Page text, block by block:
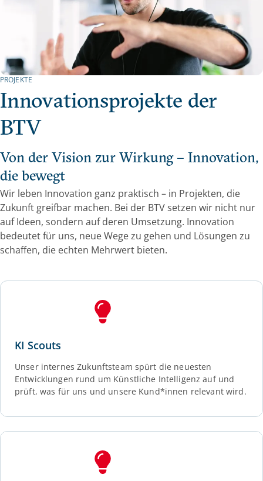
PROJEKTE
Innovationsprojekte der
BTV
Von der Vision zur Wirkung – Innovation,
die bewegt
Wir leben Innovation ganz praktisch – in Projekten, die
Zukunft greifbar machen. Bei der BTV setzen wir nicht nur
auf Ideen, sondern auf deren Umsetzung. Innovation
bedeutet für uns, neue Wege zu gehen und Lösungen zu
schaffen, die echten Mehrwert bieten.
KI Scouts
Unser internes Zukunftsteam spürt die neuesten
Entwicklungen rund um Künstliche Intelligenz auf und
prüft, was für uns und unsere Kund*innen relevant wird.